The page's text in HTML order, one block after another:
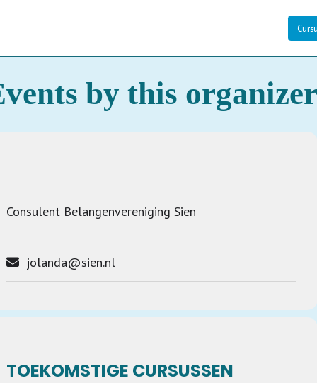
by this organizer
Consulent Belangenvereniging Sien
jolanda@sien.nl
TOEKOMSTIGE CURSUSSEN